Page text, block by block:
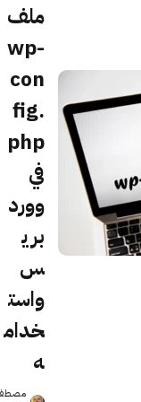
ملف
wp-
con
fig.
php
في
وورد
بري
س
واست
خدام
ه